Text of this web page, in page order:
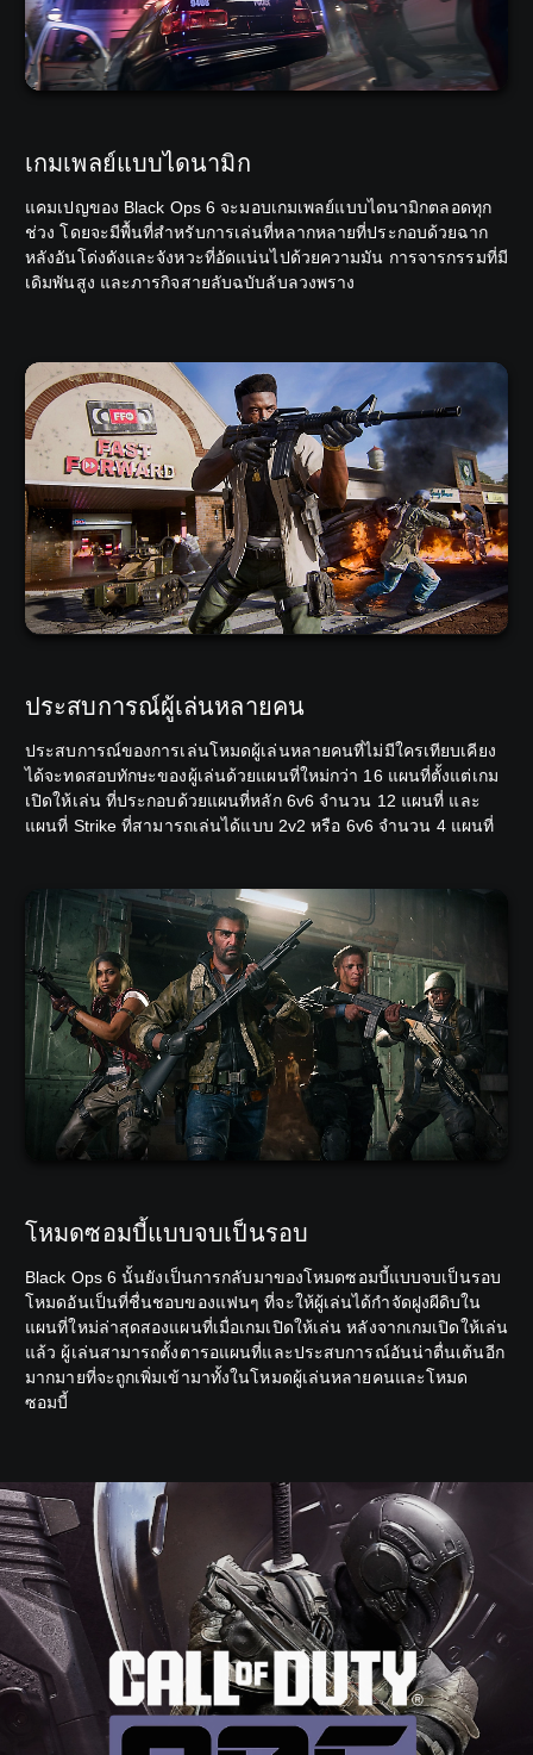
เกมเพลย์แบบไดนามิก
แคมเปญของ Black Ops 6 จะมอบเกมเพลย์แบบไดนามิกตลอดทุก
ช่วง โดยจะมีพื้นที่สำหรับการเล่นที่หลากหลายที่ประกอบด้วยฉาก
หลังอันโด่งดังและจังหวะที่อัดแน่นไปด้วยความมัน การจารกรรมที่มี
เดิมพันสูง และภารกิจสายลับฉบับลับลวงพราง
ประสบการณ์ผู้เล่นหลายคน
ประสบการณ์ของการเล่นโหมดผู้เล่นหลายคนที่ไม่มีใครเทียบเคียง
ได้จะทดสอบทักษะของผู้เล่นด้วยแผนที่ใหม่กว่า 16 แผนที่ตั้งแต่เกม
เปิดให้เล่น ที่ประกอบด้วยแผนที่หลัก 6v6 จำนวน 12 แผนที่ และ
แผนที่ Strike ที่สามารถเล่นได้แบบ 2v2 หรือ 6v6 จำนวน 4 แผนที่
โหมดซอมบี้แบบจบเป็นรอบ
Black Ops 6 นั้นยังเป็นการกลับมาของโหมดซอมบี้แบบจบเป็นรอบ
โหมดอันเป็นที่ชื่นชอบของแฟนๆ ที่จะให้ผู้เล่นได้กำจัดฝูงผีดิบใน
แผนที่ใหม่ล่าสุดสองแผนที่เมื่อเกมเปิดให้เล่น หลังจากเกมเปิดให้เล่น
แล้ว ผู้เล่นสามารถตั้งตารอแผนที่และประสบการณ์อันน่าตื่นเต้นอีก
มากมายที่จะถูกเพิ่มเข้ามาทั้งในโหมดผู้เล่นหลายคนและโหมด
ซอมบี้